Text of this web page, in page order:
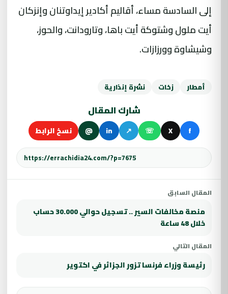
إلى السادسة مساء، أقاليم أكادير إيداوتنان وإنزكان
أيت ملول وشتوكة أيت باها، وتارودانت، والحوز،
وشيشاوة وورزازات.
أمطار زخات نشرة إنذارية
شارك المقال
f
X
☏
↗
in
@ نسخ الرابط
المقال السابق
منصة مخالفات السير .. تسجيل حوالي 30.000 حساب
خلال 48 ساعة
المقال التالي
رئيسة وزراء فرنسا تزور الجزائر في اكتوير